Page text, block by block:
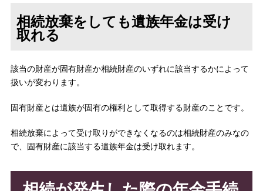
相続放棄をしても遺族年金は受け
取れる
該当の財産が固有財産か相続財産のいずれに該当するかによって
扱いが変わります。
固有財産とは遺族が固有の権利として取得する財産のことです。
相続放棄によって受け取りができなくなるのは相続財産のみなの
で、固有財産に該当する遺族年金は受け取れます。